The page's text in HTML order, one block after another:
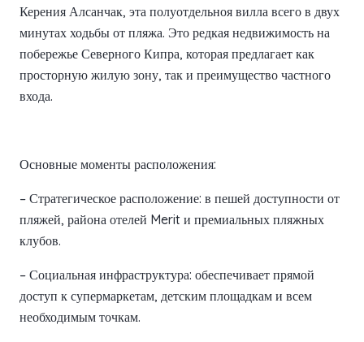
Керения Алсанчак, эта полуотдельноя вилла всего в двух
минутах ходьбы от пляжа. Это редкая недвижимость на
побережье Северного Кипра, которая предлагает как
просторную жилую зону, так и преимущество частного
входа.
Основные моменты расположения:
– Стратегическое расположение: в пешей доступности от
пляжей, района отелей Merit и премиальных пляжных
клубов.
– Социальная инфраструктура: обеспечивает прямой
доступ к супермаркетам, детским площадкам и всем
необходимым точкам.